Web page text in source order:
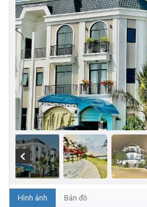
Hình ảnh Bản đồ